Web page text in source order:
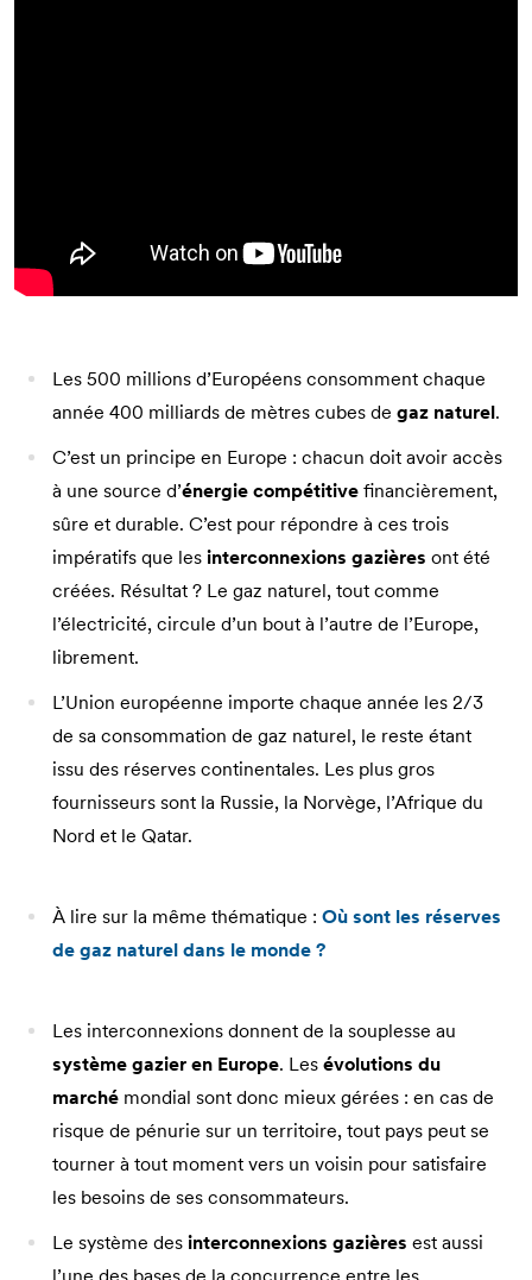
Les 500 millions d’Européens consomment chaque
année 400 milliards de mètres cubes de gaz naturel.
C’est un principe en Europe : chacun doit avoir accès
à une source d’énergie compétitive financièrement,
sûre et durable. C’est pour répondre à ces trois
impératifs que les interconnexions gazières ont été
créées. Résultat ? Le gaz naturel, tout comme
l’électricité, circule d’un bout à l’autre de l’Europe,
librement.
L’Union européenne importe chaque année les 2/3
de sa consommation de gaz naturel, le reste étant
issu des réserves continentales. Les plus gros
fournisseurs sont la Russie, la Norvège, l’Afrique du
Nord et le Qatar.
À lire sur la même thématique : Où sont les réserves
de gaz naturel dans le monde ?
Les interconnexions donnent de la souplesse au
système gazier en Europe. Les évolutions du
marché mondial sont donc mieux gérées : en cas de
risque de pénurie sur un territoire, tout pays peut se
tourner à tout moment vers un voisin pour satisfaire
les besoins de ses consommateurs.
Le système des interconnexions gazières est aussi
l’une des bases de la concurrence entre les